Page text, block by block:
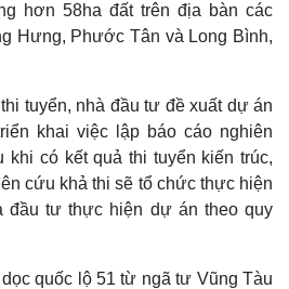
hơn 58ha đất trên địa bàn các
Hưng, Phước Tân và Long Bình,
tuyển, nhà đầu tư đề xuất dự án
khai việc lập báo cáo nghiên
có kết quả thi tuyển kiến trúc,
cứu khả thi sẽ tổ chức thực hiện
đầu tư thực hiện dự án theo quy
quốc lộ 51 từ ngã tư Vũng Tàu